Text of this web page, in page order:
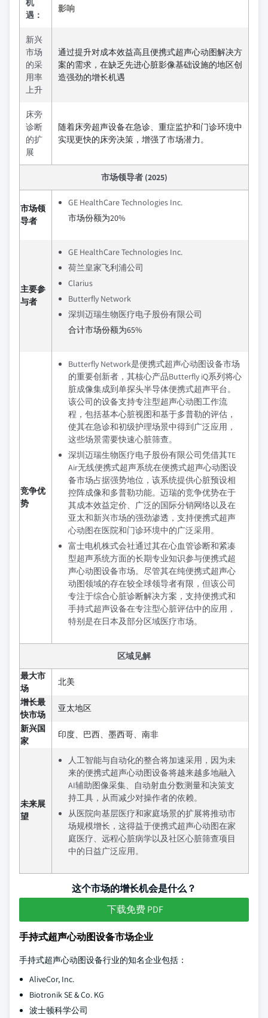
机
遇：
影响
新兴
市场
的采
用率
上升
通过提升对成本效益高且便携式超声心动图解决方
案的需求，在缺乏先进心脏影像基础设施的地区创
造强劲的增长机遇
床旁
诊断
的扩
展
随着床旁超声设备在急诊、重症监护和门诊环境中
实现更快的床旁决策，增强了市场潜力。
市场领导者 (2025)
市场领
导者
GE HealthCare Technologies Inc.
市场份额为20%
主要参
与者
GE HealthCare Technologies Inc.
荷兰皇家飞利浦公司
Clarius
Butterfly Network
深圳迈瑞生物医疗电子股份有限公司
合计市场份额为65%
竞争优
势
Butterfly Network是便携式超声心动图设备市场
的重要创新者，其核心产品Butterfly iQ系列将心
脏成像集成到单探头半导体便携式超声平台。
该公司的设备支持专注型超声心动图工作流
程，包括基本心脏视图和基于多普勒的评估，
使其在急诊和初级护理场景中得到广泛应用，
这些场景需要快速心脏筛查。
深圳迈瑞生物医疗电子股份有限公司凭借其TE
Air无线便携式超声系统在便携式超声心动图设
备市场占据强势地位，该系统提供心脏预设相
控阵成像和多普勒功能。迈瑞的竞争优势在于
其成本效益定价、广泛的国际分销网络以及在
亚太和新兴市场的强劲渗透，支持便携式超声
心动图在医院和门诊环境中的广泛采用。
富士电机株式会社通过其在心血管诊断和紧凑
型超声系统方面的长期专业知识参与便携式超
声心动图设备市场。尽管其在纯便携式超声心
动图领域的存在较全球领导者有限，但该公司
专注于综合心脏诊断解决方案，支持便携式和
手持式超声设备在专注型心脏评估中的应用，
特别是在日本及部分区域医疗市场。
区域见解
最大市
场
北美
增长最
快市场
亚太地区
新兴国
家
印度、巴西、墨西哥、南非
未来展
望
人工智能与自动化的整合将加速采用，因为未
来的便携式超声心动图设备将越来越多地融入
AI辅助图像采集、自动射血分数测量和决策支
持工具，从而减少对操作者的依赖。
从医院向基层医疗和家庭场景的扩展将推动市
场规模增长，这得益于便携式超声心动图在家
庭医疗、远程心脏病学以及社区心脏筛查项目
中的日益广泛应用。
这个市场的增长机会是什么？
下载免费 PDF
手持式超声心动图设备市场企业
手持式超声心动图设备行业的知名企业包括：
AliveCor, Inc.
Biotronik SE & Co. KG
波士顿科学公司